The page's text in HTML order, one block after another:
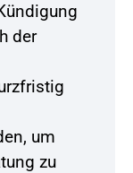
der
um
zu